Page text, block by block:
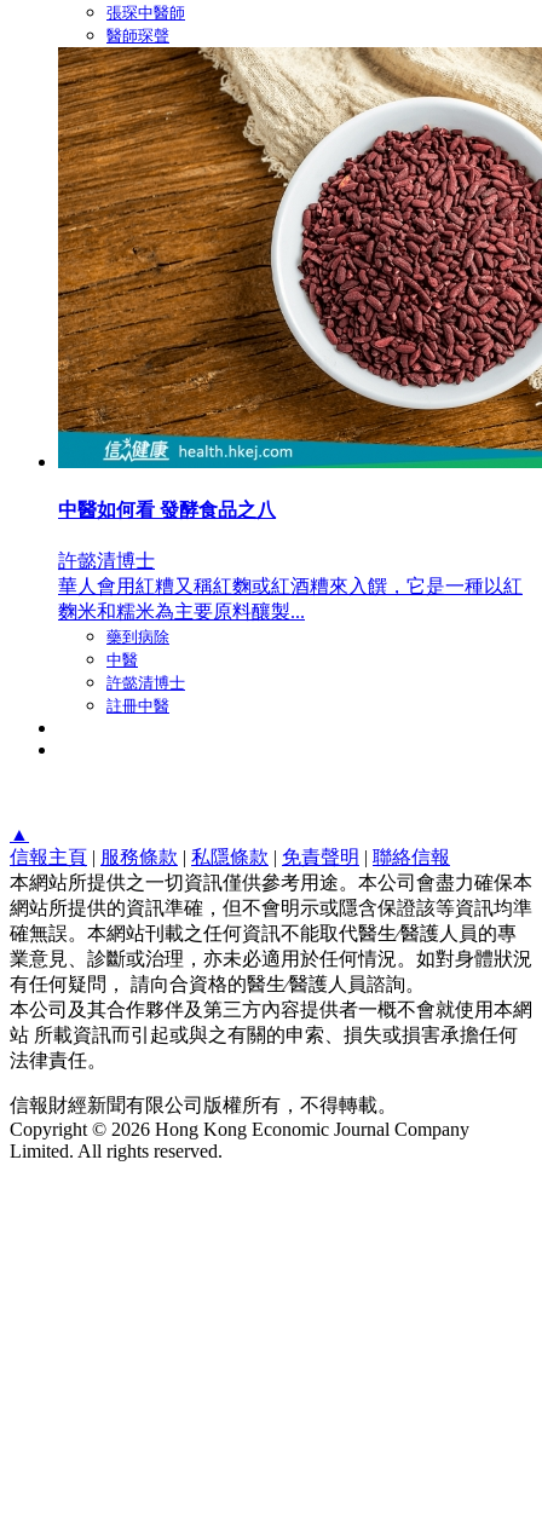
張琛中醫師
醫師琛聲
中醫如何看 發酵食品之八
許懿清博士
華人會用紅糟又稱紅麴或紅酒糟來入饌，它是一種以紅
麴米和糯米為主要原料釀製...
藥到病除
中醫
許懿清博士
註冊中醫
▲
信報主頁 | 服務條款 | 私隱條款 | 免責聲明 | 聯絡信報
本網站所提供之一切資訊僅供參考用途。本公司會盡力確保本
網站所提供的資訊準確，但不會明示或隱含保證該等資訊均準
確無誤。本網站刊載之任何資訊不能取代醫生∕醫護人員的專
業意見、診斷或治理，亦未必適用於任何情況。如對身體狀況
有任何疑問， 請向合資格的醫生∕醫護人員諮詢。
本公司及其合作夥伴及第三方內容提供者一概不會就使用本網
站 所載資訊而引起或與之有關的申索、損失或損害承擔任何
法律責任。
信報財經新聞有限公司版權所有，不得轉載。
Copyright © 2026 Hong Kong Economic Journal Company
Limited. All rights reserved.